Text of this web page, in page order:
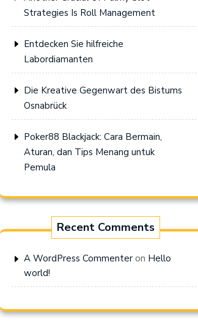
Strategies Is Roll Management
Entdecken Sie hilfreiche
Labordiamanten
Die Kreative Gegenwart des Bistums
Osnabrück
Poker88 Blackjack: Cara Bermain,
Aturan, dan Tips Menang untuk
Pemula
Recent Comments
A WordPress Commenter on Hello
world!